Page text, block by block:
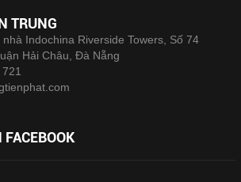
TRUNG
Indochina Riverside Towers, Số 74
Hải Châu, Đà Nẵng